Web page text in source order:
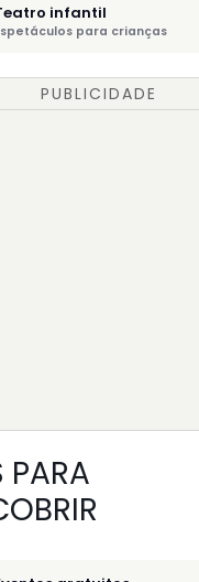
infantil
para crianças
PUBLICIDADE
PARA